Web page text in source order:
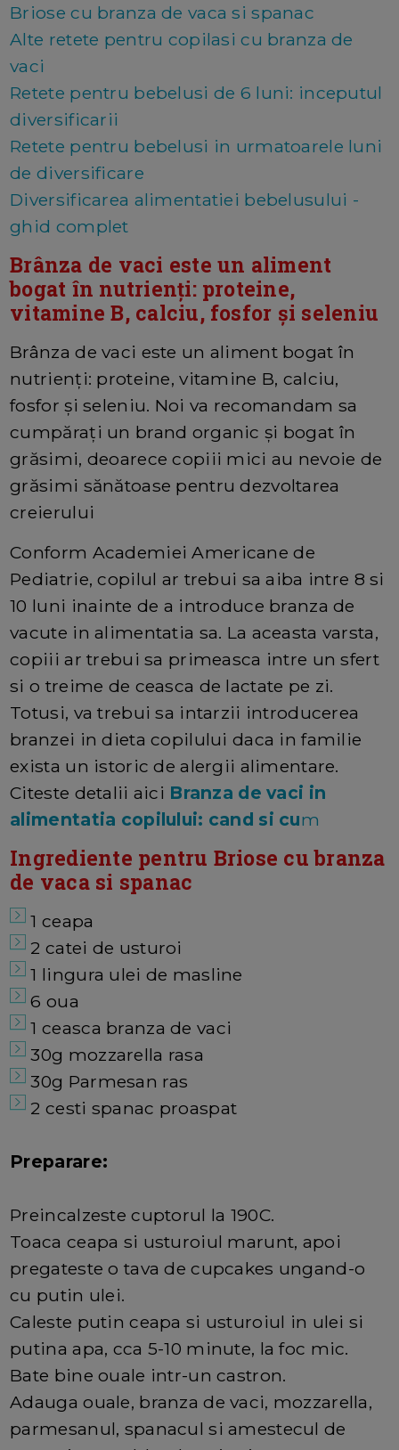
Briose cu branza de vaca si spanac
Alte retete pentru copilasi cu branza de
vaci
Retete pentru bebelusi de 6 luni: inceputul
diversificarii
Retete pentru bebelusi in urmatoarele luni
de diversificare
Diversificarea alimentatiei bebelusului -
ghid complet
Brânza de vaci este un aliment
bogat în nutrienți: proteine,
vitamine B, calciu, fosfor și seleniu
Brânza de vaci este un aliment bogat în
nutrienți: proteine, vitamine B, calciu,
fosfor și seleniu. Noi va recomandam sa
cumpărați un brand organic și bogat în
grăsimi, deoarece copiii mici au nevoie de
grăsimi sănătoase pentru dezvoltarea
creierului
Conform Academiei Americane de
Pediatrie, copilul ar trebui sa aiba intre 8 si
10 luni inainte de a introduce branza de
vacute in alimentatia sa. La aceasta varsta,
copiii ar trebui sa primeasca intre un sfert
si o treime de ceasca de lactate pe zi.
Totusi, va trebui sa intarzii introducerea
branzei in dieta copilului daca in familie
exista un istoric de alergii alimentare.
Citeste detalii aici Branza de vaci in
alimentatia copilului: cand si cum
Ingrediente pentru Briose cu branza
de vaca si spanac
1 ceapa
2 catei de usturoi
1 lingura ulei de masline
6 oua
1 ceasca branza de vaci
30g mozzarella rasa
30g Parmesan ras
2 cesti spanac proaspat
Preparare:
Preincalzeste cuptorul la 190C.
Toaca ceapa si usturoiul marunt, apoi
pregateste o tava de cupcakes ungand-o
cu putin ulei.
Caleste putin ceapa si usturoiul in ulei si
putina apa, cca 5-10 minute, la foc mic.
Bate bine ouale intr-un castron.
Adauga ouale, branza de vaci, mozzarella,
parmesanul, spanacul si amestecul de